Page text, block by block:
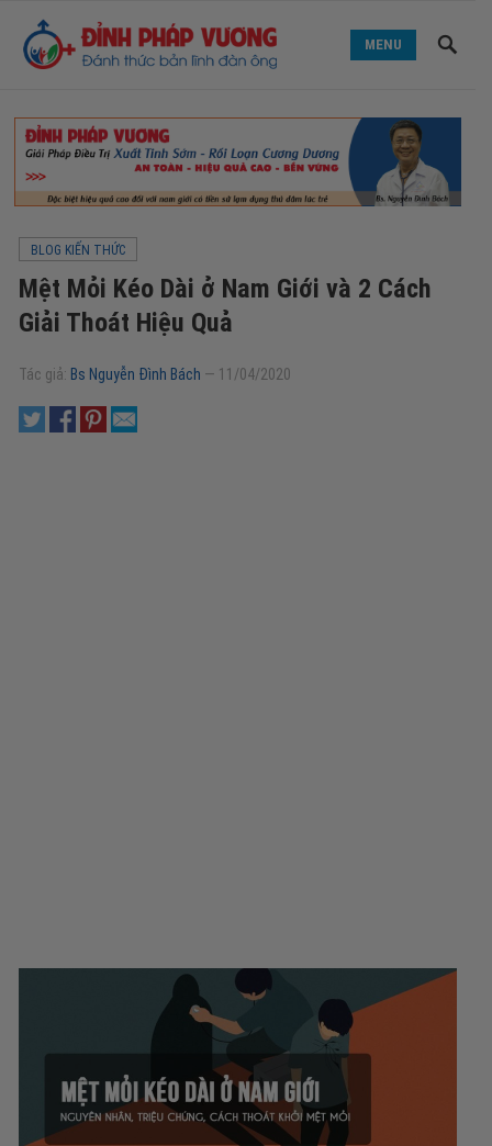
MENU
BLOG KIẾN THỨC
Mệt Mỏi Kéo Dài ở Nam Giới và 2 Cách
Giải Thoát Hiệu Quả
Tác giả: Bs Nguyễn Đình Bách — 11/04/2020